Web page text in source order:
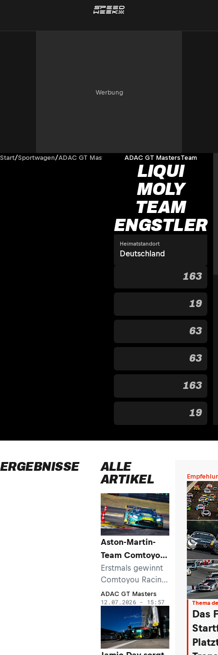
Werbung
Start/Sportwagen/ADAC GT Masters Team
ADAC GT MastersTeam
LIQUI
MOLY
TEAM
ENGSTLER
Heimatstandort
Deutschland
163
19
63
63
163
19
ERGEBNISSE
ALLE
ARTIKEL
Aston-Martin-
Team Comtoyou
Racing mit
Debütsieg im
ADAC GT
Masters
Erstmals gewinnt
Comtoyou Racing
im ADAC GT
Masters. Der
Aston-Martin-
Rennstall siegt im
zweiten Lauf auf
dem Nürburgring.
ADAC GT Masters
12.07.2026 - 15:57 Thema
Das